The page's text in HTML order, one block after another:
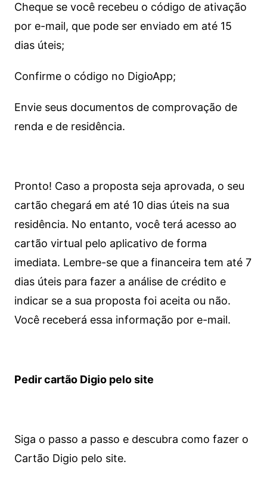
Cheque se você recebeu o código de ativação
por e-mail, que pode ser enviado em até 15
dias úteis;
Confirme o código no DigioApp;
Envie seus documentos de comprovação de
renda e de residência.
Pronto! Caso a proposta seja aprovada, o seu
cartão chegará em até 10 dias úteis na sua
residência. No entanto, você terá acesso ao
cartão virtual pelo aplicativo de forma
imediata. Lembre-se que a financeira tem até 7
dias úteis para fazer a análise de crédito e
indicar se a sua proposta foi aceita ou não.
Você receberá essa informação por e-mail.
Pedir cartão Digio pelo site
Siga o passo a passo e descubra como fazer o
Cartão Digio pelo site.